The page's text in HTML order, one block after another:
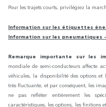
Pour les trajets courts, privilégiez la
Information sur les étiquettes
Information sur les pneumatiques
Remarque importante sur les
mondiale de semi-conducteurs affecte
véhicules, la disponibilité des options et
très fluctuante, et par conséquent, les
ne pas refléter entièrement les
caractéristiques, les options, les finitions